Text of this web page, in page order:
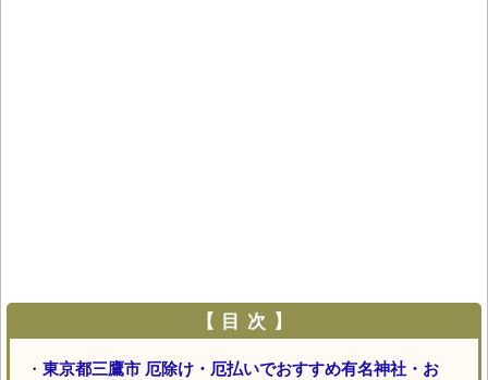
【 目 次 】
・ 東京都三鷹市 厄除け・厄払いでおすすめ有名神社・お